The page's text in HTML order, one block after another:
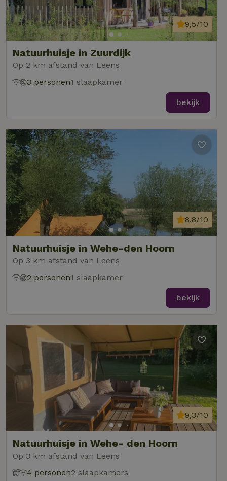
Natuurhuisje in Zuurdijk
Op 2 km afstand van Leens
9,5/10
3 personen1 slaapkamer
bekijk
Natuurhuisje in Wehe-den Hoorn
Op 3 km afstand van Leens
8,8/10
2 personen1 slaapkamer
bekijk
Natuurhuisje in Wehe- den Hoorn
Op 3 km afstand van Leens
9,3/10
4 personen2 slaapkamers